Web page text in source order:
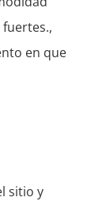
en que
sitio y